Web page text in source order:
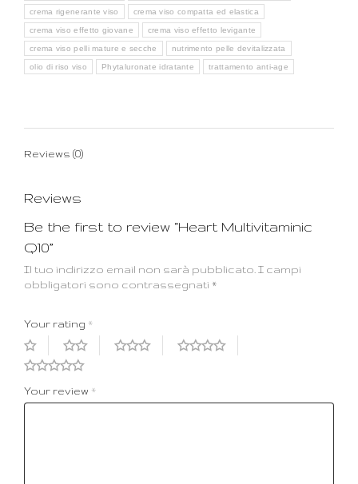
crema rigenerante viso crema viso compatta ed elastica
crema viso effetto giovane crema viso effetto levigante
crema viso pelli mature e secche nutrimento pelle devitalizzata
olio di riso viso Phytaluronate idratante trattamento anti-age
Reviews (0)
Reviews
Be the first to review “Heart Multivitaminic
Q10”
Il tuo indirizzo email non sarà pubblicato. I campi
obbligatori sono contrassegnati *
Your rating *
Your review *